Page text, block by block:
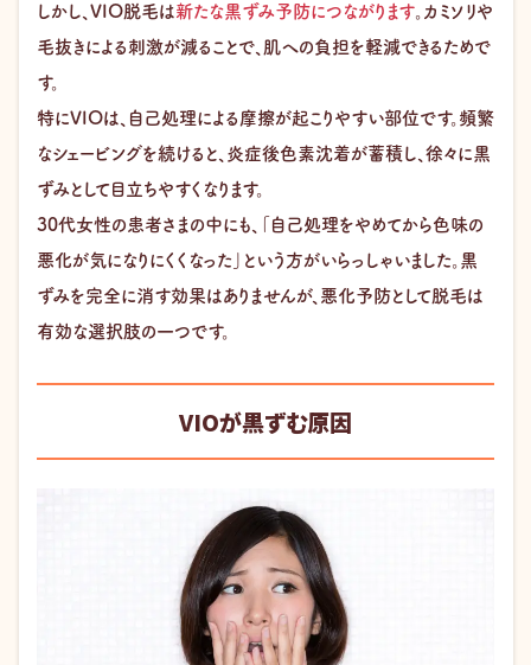
しかし、VIO脱毛は新たな黒ずみ予防につながります 。カミソリや
毛抜きによる刺激が減ることで、肌への負担を軽減できるためで
す。
特にVIOは、自己処理による摩擦が起こりやすい部位です。頻繁
なシェービングを続けると、炎症後色素沈着が蓄積し、徐々に黒
ずみとして目立ちやすくなります。
30代女性の患者さまの中にも、「自己処理をやめてから色味の
悪化が気になりにくくなった」という方がいらっしゃいました。黒
ずみを完全に消す効果はありませんが、悪化予防として脱毛は
有効な選択肢の一つです。
VIOが黒ずむ原因